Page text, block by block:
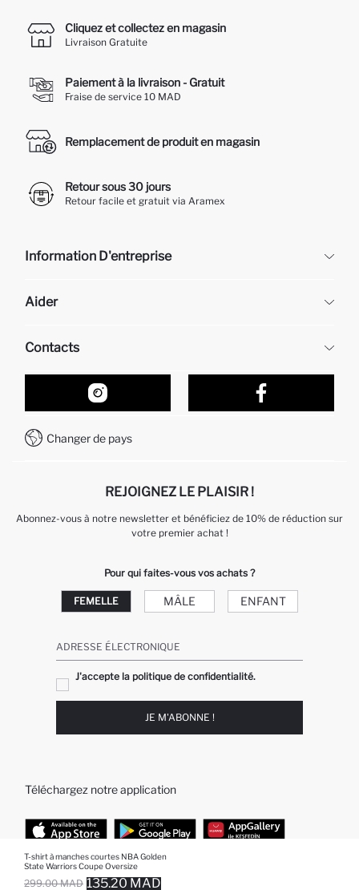
T-shirt à manches courtes NBA Golden
State Warriors Coupe Oversize
299.00 MAD 135.20 MAD
Cliquez et collectez en magasin
Livraison Gratuite
Paiement à la livraison - Gratuit
Fraise de service 10 MAD
Remplacement de produit en magasin
Retour sous 30 jours
Retour facile et gratuit via Aramex
Information D'entreprise
À propos de nous
Aider
Retour et changement
Suivi de la Commande
Comment acheter sur DeFacto ?
Comment payer sur DeFacto?
Contacts
Nos Magasins
Formulaire de contact
Service Client +212 525 076 633
Changer de pays
REJOIGNEZ LE PLAISIR !
Abonnez-vous à notre newsletter et bénéficiez de 10% de réduction sur
votre premier achat !
Pour qui faites-vous vos achats ?
FEMELLE MÂLE ENFANT
ADRESSE ÉLECTRONIQUE
J'accepte la politique de confidentialité.
JE M'ABONNE !
Téléchargez notre application
TOP CATÉGORIES